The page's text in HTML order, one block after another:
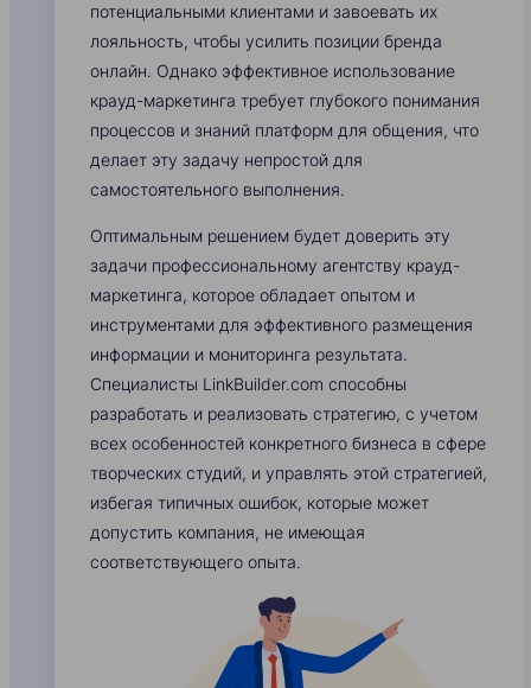
потенциальными клиентами и завоевать их
лояльность, чтобы усилить позиции бренда
онлайн. Однако эффективное использование
крауд-маркетинга требует глубокого понимания
процессов и знаний платформ для общения, что
делает эту задачу непростой для
самостоятельного выполнения.
Оптимальным решением будет доверить эту
задачи профессиональному агентству крауд-
маркетинга, которое обладает опытом и
инструментами для эффективного размещения
информации и мониторинга результата.
Специалисты LinkBuilder.com способны
разработать и реализовать стратегию, с учетом
всех особенностей конкретного бизнеса в сфере
творческих студий, и управлять этой стратегией,
избегая типичных ошибок, которые может
допустить компания, не имеющая
соответствующего опыта.